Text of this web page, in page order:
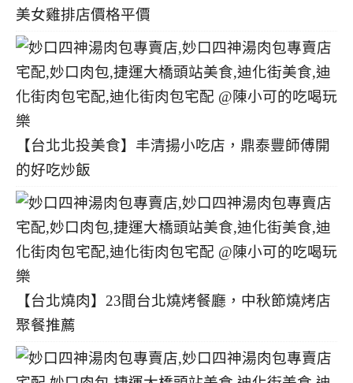
美女雞排店價格平價
【台北北投美食】丰清揚小吃店，鼎泰豐師傅開
的好吃炒飯
【台北燒肉】23間台北燒烤餐廳，中秋節燒烤店
聚餐推薦